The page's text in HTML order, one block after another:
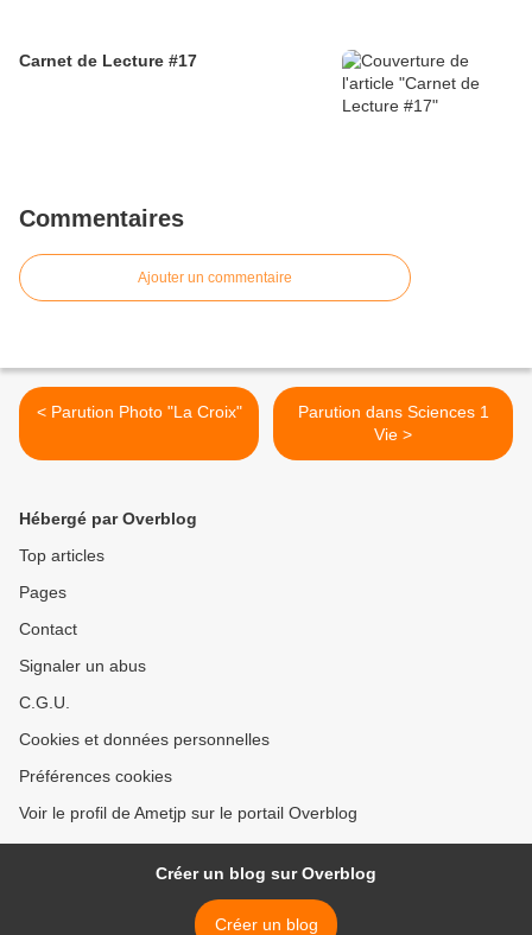
Carnet de Lecture #17
Commentaires
Ajouter un commentaire
< Parution Photo "La Croix"
Parution dans Sciences 1
Vie >
Hébergé par Overblog
Top articles
Pages
Contact
Signaler un abus
C.G.U.
Cookies et données personnelles
Préférences cookies
Voir le profil de Ametjp sur le portail Overblog
Créer un blog sur Overblog
Créer un blog